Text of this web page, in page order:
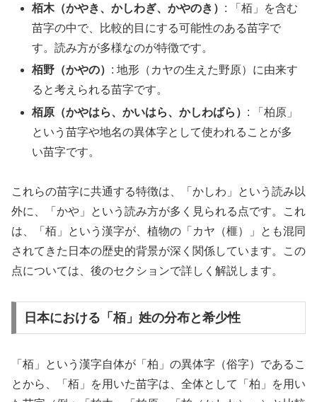
栢木（かやき、かしわぎ、かやのき） : 「栢」を含む
苗字の中で、比較的目にする可能性のある苗字で
す。読み方が多様なのが特徴です。
栢野（かやの） : 地形（カヤの生えた野原）に由来す
ると考えられる苗字です。
栢原（かやはら、かいはら、かしわばら） : 「柏原」
という苗字や地名の異体字として使われることが多
い苗字です。
これらの苗字に共通する特徴は、「かしわ」という読み以
外に、「かや」という読み方が多く見られる点です。これ
は、「栢」という漢字が、植物の「カヤ（榧）」とも混同
されてきた日本の歴史的背景が深く関係しています。この
点については、後のセクションで詳しく解説します。
日本における「栢」姓の分布と希少性
「栢」という漢字自体が「柏」の異体字（俗字）であるこ
とから、「栢」を用いた苗字は、全体として「柏」を用い